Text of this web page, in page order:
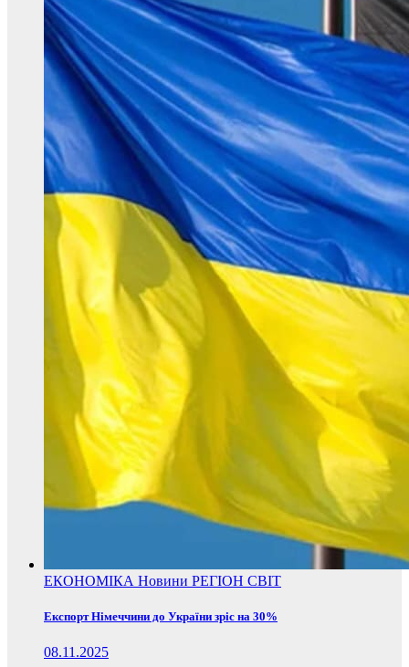
ЕКОНОМІКА Новини РЕГІОН СВІТ
Експорт Німеччини до України зріс на 30%
08.11.2025